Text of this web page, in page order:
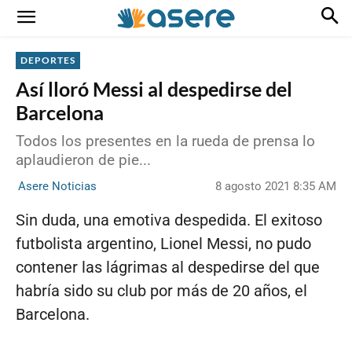
DEPORTES
Así lloró Messi al despedirse del
Barcelona
Todos los presentes en la rueda de prensa lo
aplaudieron de pie...
Asere Noticias 8 agosto 2021 8:35 AM
Sin duda, una emotiva despedida. El exitoso
futbolista argentino, Lionel Messi, no pudo
contener las lágrimas al despedirse del que
habría sido su club por más de 20 años, el
Barcelona.